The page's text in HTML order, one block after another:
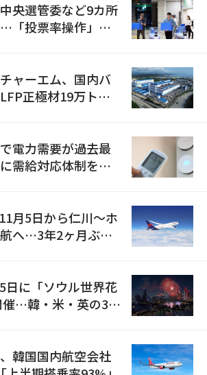
央選管委など9カ所
「投票率操作」の
ャーエム、国内バ
正極材19万トン
電力需要が過去最
需給対応体制を点
月5日から仁川〜ホ
へ…3年2ヶ月ぶり
日に「ソウル世界花
…韓・米・英の3カ
韓国国内航空会社